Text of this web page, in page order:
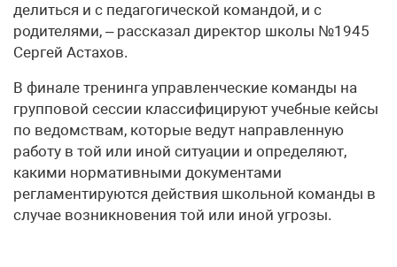
делиться и с педагогической командой, и с
родителями, – рассказал директор школы №1945
Сергей Астахов.
В финале тренинга управленческие команды на
групповой сессии классифицируют учебные кейсы
по ведомствам, которые ведут направленную
работу в той или иной ситуации и определяют,
какими нормативными документами
регламентируются действия школьной команды в
случае возникновения той или иной угрозы.